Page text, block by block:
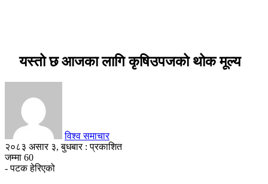
यस्तो छ आजका लागि कृषिउपजको थोक मूल्य
विश्व समाचार
२०८३ असार ३, बुधबार : प्रकाशित
जम्मा 60
- पटक हेरिएको